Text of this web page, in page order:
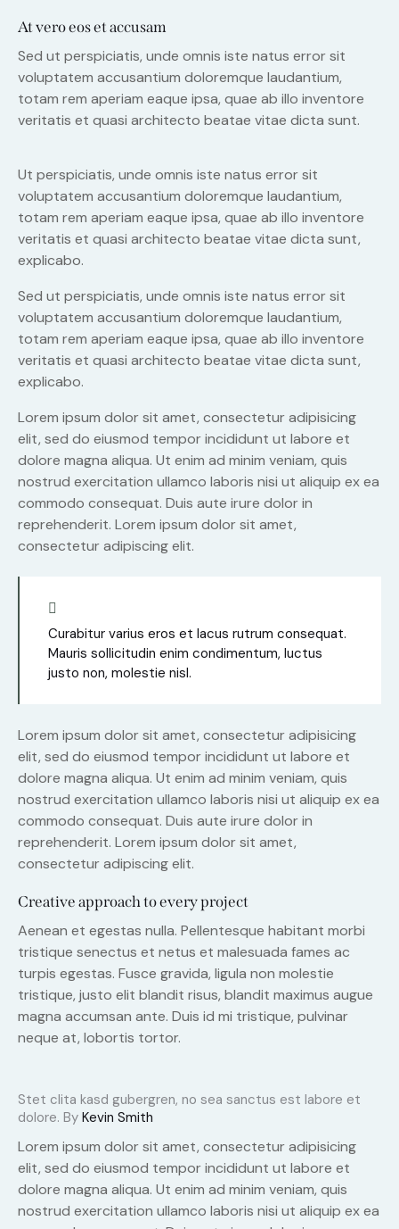
At vero eos et accusam
Sed ut perspiciatis, unde omnis iste natus error sit
voluptatem accusantium doloremque laudantium,
totam rem aperiam eaque ipsa, quae ab illo inventore
veritatis et quasi architecto beatae vitae dicta sunt.
Ut perspiciatis, unde omnis iste natus error sit
voluptatem accusantium doloremque laudantium,
totam rem aperiam eaque ipsa, quae ab illo inventore
veritatis et quasi architecto beatae vitae dicta sunt,
explicabo.
Sed ut perspiciatis, unde omnis iste natus error sit
voluptatem accusantium doloremque laudantium,
totam rem aperiam eaque ipsa, quae ab illo inventore
veritatis et quasi architecto beatae vitae dicta sunt,
explicabo.
Lorem ipsum dolor sit amet, consectetur adipisicing
elit, sed do eiusmod tempor incididunt ut labore et
dolore magna aliqua. Ut enim ad minim veniam, quis
nostrud exercitation ullamco laboris nisi ut aliquip ex ea
commodo consequat. Duis aute irure dolor in
reprehenderit. Lorem ipsum dolor sit amet,
consectetur adipiscing elit.
Curabitur varius eros et lacus rutrum consequat.
Mauris sollicitudin enim condimentum, luctus
justo non, molestie nisl.
Lorem ipsum dolor sit amet, consectetur adipisicing
elit, sed do eiusmod tempor incididunt ut labore et
dolore magna aliqua. Ut enim ad minim veniam, quis
nostrud exercitation ullamco laboris nisi ut aliquip ex ea
commodo consequat. Duis aute irure dolor in
reprehenderit. Lorem ipsum dolor sit amet,
consectetur adipiscing elit.
Creative approach to every project
Aenean et egestas nulla. Pellentesque habitant morbi
tristique senectus et netus et malesuada fames ac
turpis egestas. Fusce gravida, ligula non molestie
tristique, justo elit blandit risus, blandit maximus augue
magna accumsan ante. Duis id mi tristique, pulvinar
neque at, lobortis tortor.
Stet clita kasd gubergren, no sea sanctus est labore et
dolore. By Kevin Smith
Lorem ipsum dolor sit amet, consectetur adipisicing
elit, sed do eiusmod tempor incididunt ut labore et
dolore magna aliqua. Ut enim ad minim veniam, quis
nostrud exercitation ullamco laboris nisi ut aliquip ex ea